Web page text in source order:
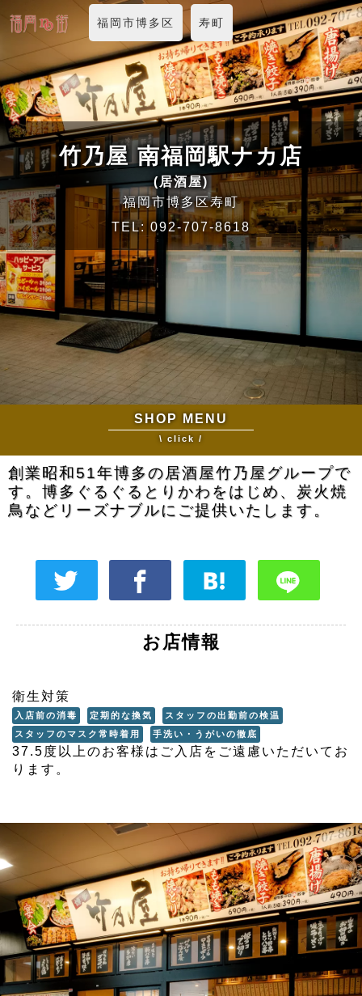
福岡市博多区 寿町
竹乃屋 南福岡駅ナカ店
(居酒屋)
福岡市博多区寿町
TEL: 092-707-8618
SHOP MENU
\ click /
創業昭和51年博多の居酒屋竹乃屋グループで
す。博多ぐるぐるとりかわをはじめ、炭火焼
鳥などリーズナブルにご提供いたします。
お店情報
衛生対策
入店前の消毒 定期的な換気
スタッフの出勤前の検温
スタッフのマスク常時着用
手洗い・うがいの徹底
37.5度以上のお客様はご入店をご遠慮いただいてお
ります。